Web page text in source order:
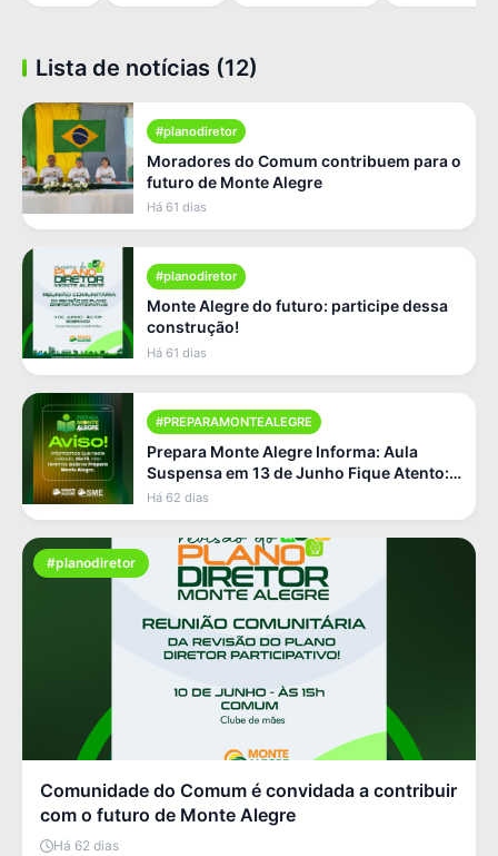
Lista de notícias (12)
#planodiretor
Moradores do Comum contribuem para o
futuro de Monte Alegre
Há 61 dias
#planodiretor
Monte Alegre do futuro: participe dessa
construção!
Há 61 dias
#PREPARAMONTEALEGRE
Prepara Monte Alegre Informa: Aula
Suspensa em 13 de Junho Fique Atento:
Não Haverá Aula Neste Sá [...]
Há 62 dias
#planodiretor
Comunidade do Comum é convidada a contribuir
com o futuro de Monte Alegre
Há 62 dias